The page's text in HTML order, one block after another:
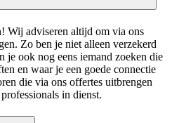
Wij adviseren altijd om via ons
Zo ben je niet alleen verzekerd
je ook nog eens iemand zoeken die
en waar je een goede connectie
die via ons offertes uitbrengen
in dienst.